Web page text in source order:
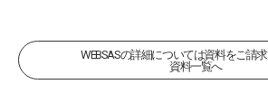
WEBSASの詳細については資料をご請
資料一覧へ
資料一覧へ